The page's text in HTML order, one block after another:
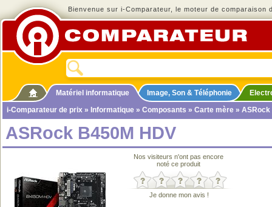
Bienvenue sur i-Comparateur, le moteur de comparaison
Matériel informatique Image, Son & Téléphonie
i-Comparateur de prix » Informatique » Composants » Carte mère » ASRock
ASRock B450M HDV
Nos visiteurs n'ont pas encore
noté ce produit
Je donne mon avis !